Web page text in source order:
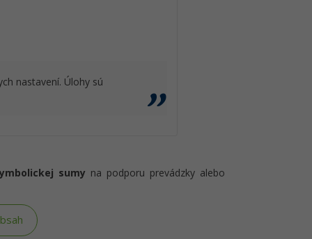
nastavení. Úlohy sú
sumy na podporu prevádzky alebo